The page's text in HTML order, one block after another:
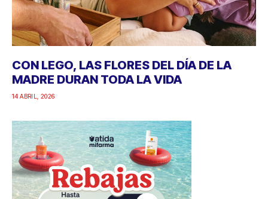
CON LEGO, LAS FLORES DEL DÍA DE LA
MADRE DURAN TODA LA VIDA
14 ABRIL, 2026